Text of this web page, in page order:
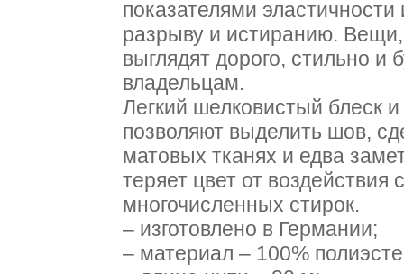
показателями
разрыву и истиранию.
выглядят дорого, стильно и
владельцам.
Легкий шелковистый блеск
позволяют выделить шов,
матовых тканях и едва
теряет цвет от
многочисленных стирок.
– изготовлено в Германии;
– материал – 100%